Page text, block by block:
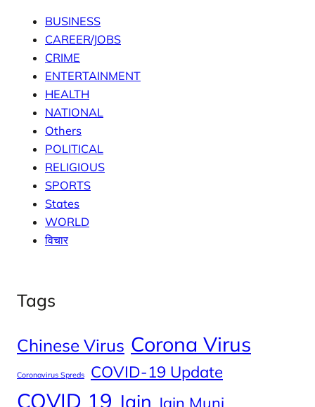
BUSINESS
CAREER/JOBS
CRIME
ENTERTAINMENT
HEALTH
NATIONAL
Others
POLITICAL
RELIGIOUS
SPORTS
States
WORLD
विचार
Tags
Chinese Virus Corona Virus
Coronavirus Spreds COVID-19 Update
COVID 19 Jain Jain Muni